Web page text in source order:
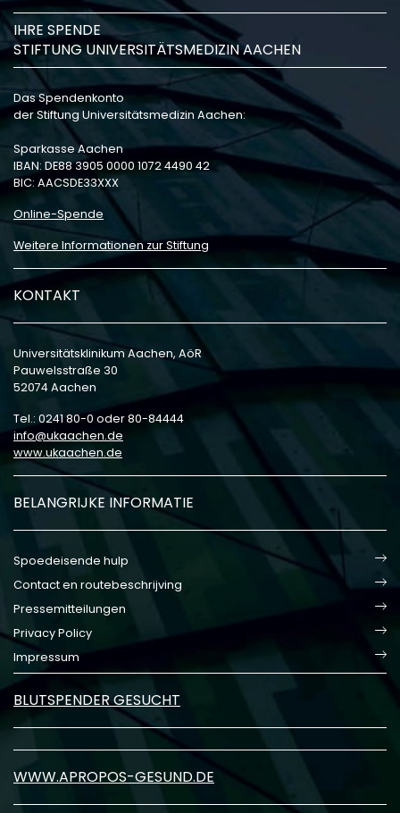
IHRE SPENDE
STIFTUNG UNIVERSITÄTSMEDIZIN AACHEN
Das Spendenkonto
der Stiftung Universitätsmedizin Aachen:
Sparkasse Aachen
IBAN: DE88 3905 0000 1072 4490 42
BIC: AACSDE33XXX
Online-Spende
Weitere Informationen zur Stiftung
KONTAKT
Universitätsklinikum Aachen, AöR
Pauwelsstraße 30
52074 Aachen
Tel.: 0241 80-0 oder 80-84444
info
ukaachen de
www.ukaachen.de
BELANGRIJKE INFORMATIE
Spoedeisende hulp
Contact en routebeschrijving
Pressemitteilungen
Privacy Policy
Impressum
BLUTSPENDER GESUCHT
WWW.APROPOS-GESUND.DE